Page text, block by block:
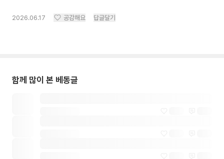
2026.06.17 공감해요 답글달기
함께 많이 본 베동글